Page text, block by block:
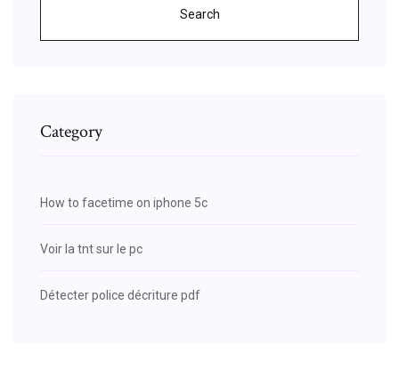
Search
Category
How to facetime on iphone 5c
Voir la tnt sur le pc
Détecter police décriture pdf